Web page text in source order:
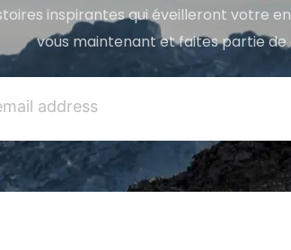
inspirantes qui éveilleront votre
vous maintenant et faites partie de